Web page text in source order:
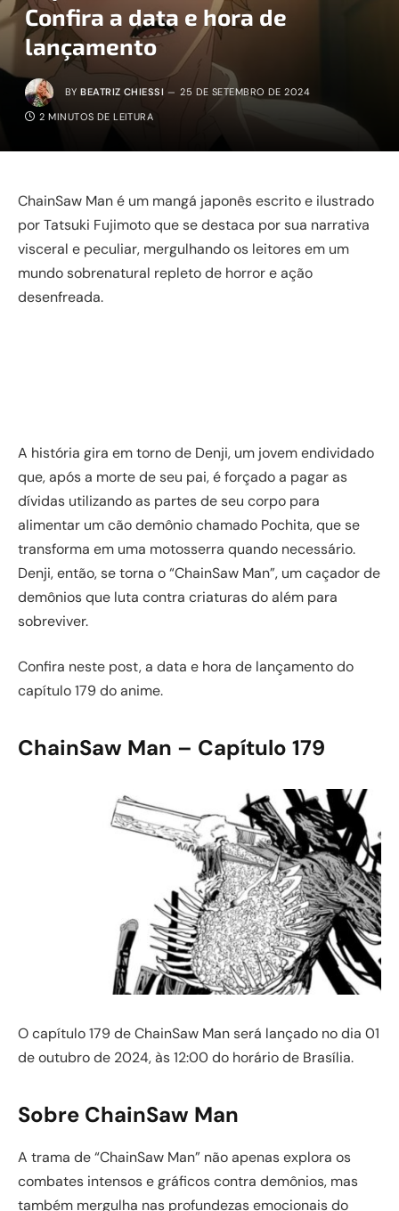
Confira a data e hora de
lançamento
BY BEATRIZ CHIESSI 25 DE SETEMBRO DE 2024
2 MINUTOS DE LEITURA
ChainSaw Man é um mangá japonês escrito e ilustrado
por Tatsuki Fujimoto que se destaca por sua narrativa
visceral e peculiar, mergulhando os leitores em um
mundo sobrenatural repleto de horror e ação
desenfreada.
A história gira em torno de Denji, um jovem endividado
que, após a morte de seu pai, é forçado a pagar as
dívidas utilizando as partes de seu corpo para
alimentar um cão demônio chamado Pochita, que se
transforma em uma motosserra quando necessário.
Denji, então, se torna o “ChainSaw Man”, um caçador de
demônios que luta contra criaturas do além para
sobreviver.
Confira neste post, a data e hora de lançamento do
capítulo 179 do anime.
ChainSaw Man – Capítulo 179
O capítulo 179 de ChainSaw Man será lançado no dia 01
de outubro de 2024, às 12:00 do horário de Brasília.
Sobre ChainSaw Man
A trama de “ChainSaw Man” não apenas explora os
combates intensos e gráficos contra demônios, mas
também mergulha nas profundezas emocionais do